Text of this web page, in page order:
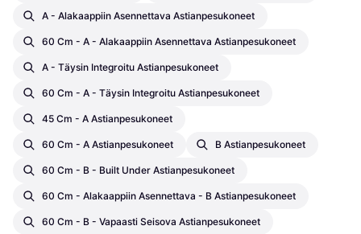
A - Alakaappiin Asennettava Astianpesukoneet
60 Cm - A - Alakaappiin Asennettava Astianpesukoneet
A - Täysin Integroitu Astianpesukoneet
60 Cm - A - Täysin Integroitu Astianpesukoneet
45 Cm - A Astianpesukoneet
60 Cm - A Astianpesukoneet B Astianpesukoneet
60 Cm - B - Built Under Astianpesukoneet
60 Cm - Alakaappiin Asennettava - B Astianpesukoneet
60 Cm - B - Vapaasti Seisova Astianpesukoneet